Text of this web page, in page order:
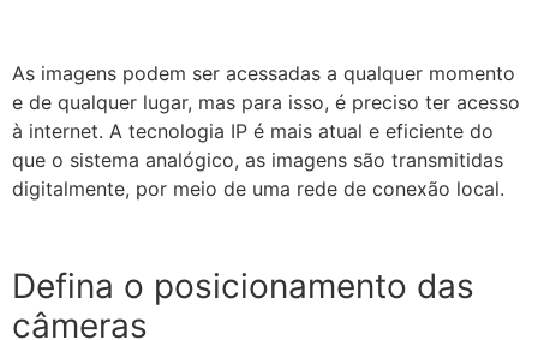
As imagens podem ser acessadas a qualquer momento
e de qualquer lugar, mas para isso, é preciso ter acesso
à internet. A tecnologia IP é mais atual e eficiente do
que o sistema analógico, as imagens são transmitidas
digitalmente, por meio de uma rede de conexão local.
Defina o posicionamento das
câmeras